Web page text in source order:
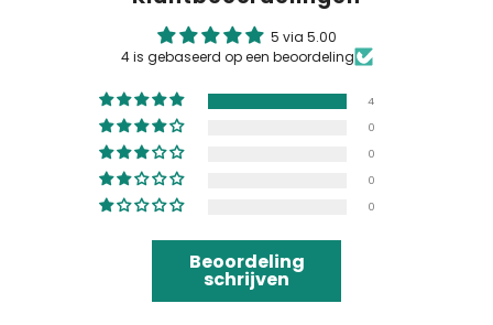
5 via 5.00
4 is gebaseerd op een beoordeling
4
0
0
0
0
Beoordeling
schrijven